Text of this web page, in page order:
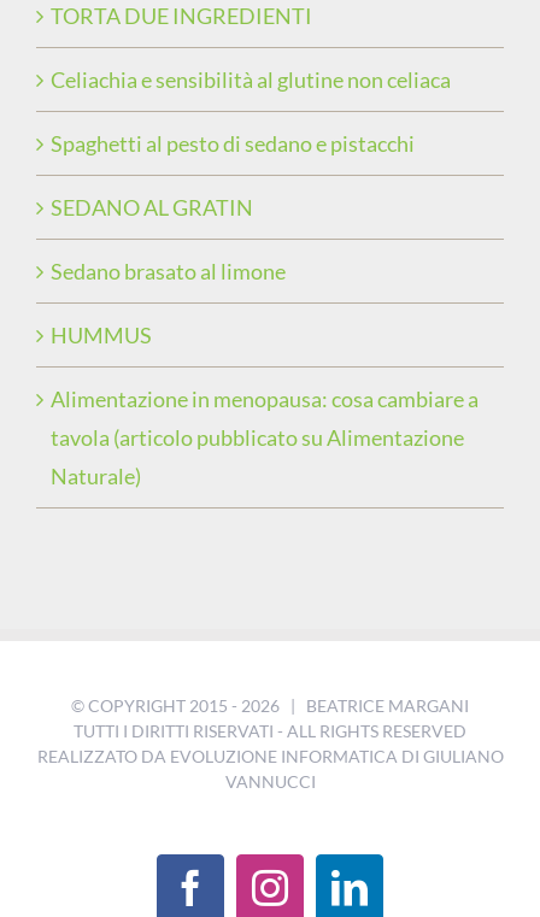
TORTA DUE INGREDIENTI
Celiachia e sensibilità al glutine non celiaca
Spaghetti al pesto di sedano e pistacchi
SEDANO AL GRATIN
Sedano brasato al limone
HUMMUS
Alimentazione in menopausa: cosa cambiare a
tavola (articolo pubblicato su Alimentazione
Naturale)
© COPYRIGHT 2015 - 2026 | BEATRICE MARGANI
TUTTI I DIRITTI RISERVATI - ALL RIGHTS RESERVED
REALIZZATO DA EVOLUZIONE INFORMATICA DI GIULIANO
VANNUCCI